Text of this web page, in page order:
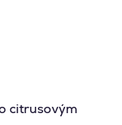
citrusovým